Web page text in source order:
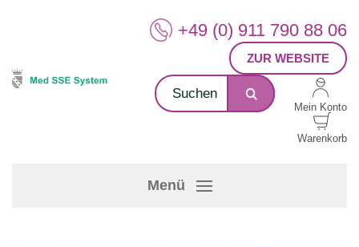
+49 (0) 911 790 88 06
ZUR WEBSITE
Mein Konto
Warenkorb
Menü